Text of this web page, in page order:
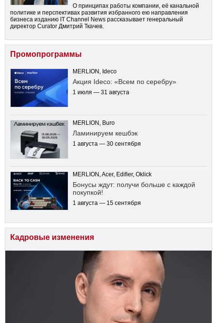
О принципах работы компании, её канальной
политике и перспективах развития избранного ею направления
бизнеса изданию IT Channel News рассказывает генеральный
директор Curator Дмитрий Ткачев.
Промопрограммы
MERLION, Ideco
Акция Ideco: «Всем по серебру»
1 июля — 31 августа
MERLION, Buro
Ламинируем кешбэк
1 августа — 30 сентября
MERLION, Acer, Edifier, Oklick
Бонусы ждут: получи больше с каждой
покупкой!
1 августа — 15 сентября
Кадровые изменения